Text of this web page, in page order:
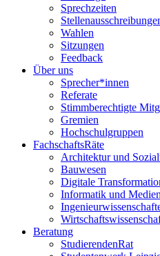
Sprechzeiten
Wahlen
Sitzungen
Feedback
Über uns
Sprecher*innen
Referate
Stimmberechtigte
Gremien
Hochschulgruppen
FachschaftsRäte
Architektur und
Bauwesen
Digitale
Informatik und Medien
Beratung
StudierendenRat